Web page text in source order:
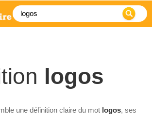
logos
une définition claire du mot logos, ses